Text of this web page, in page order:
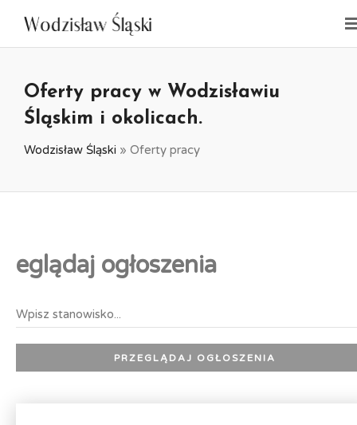
Oferty pracy w Wodzisławiu
Śląskim i okolicach.
Wodzisław Śląski » Oferty pracy
eglądaj ogłoszenia